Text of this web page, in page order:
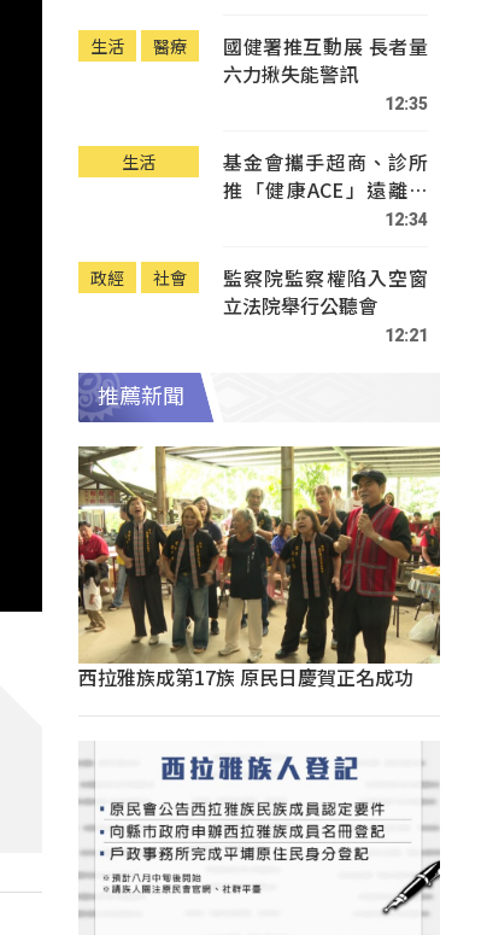
生活 醫療
國健署推互動展 長者量
六力揪失能警訊
12:35
生活
基金會攜手超商、診所
推「健康ACE」遠離疾
12:34
政經 社會
監察院監察權陷入空窗
立法院舉行公聽會
12:21
推薦新聞
西拉雅族成第17族 原民日慶賀正名成功